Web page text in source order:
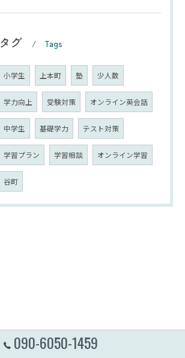
タグ Tags
小学生 上本町 塾 少人数
学力向上 受験対策 オンライン英会話
中学生 基礎学力 テスト対策
学習プラン 学習相談 オンライン学習
谷町
090-6050-1459